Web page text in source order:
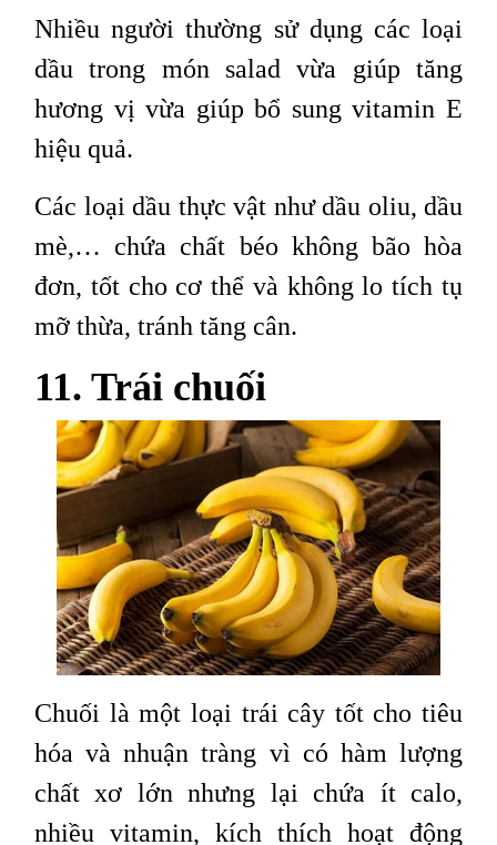
Nhiều người thường sử dụng các loại
dầu trong món salad vừa giúp tăng
hương vị vừa giúp bổ sung vitamin E
hiệu quả.
Các loại dầu thực vật như dầu oliu, dầu
mè,… chứa chất béo không bão hòa
đơn, tốt cho cơ thể và không lo tích tụ
mỡ thừa, tránh tăng cân.
11. Trái chuối
Chuối là một loại trái cây tốt cho tiêu
hóa và nhuận tràng vì có hàm lượng
chất xơ lớn nhưng lại chứa ít calo,
nhiều vitamin, kích thích hoạt động